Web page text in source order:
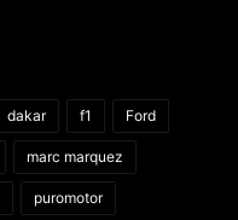
dakar f1 Ford
marc marquez
puromotor